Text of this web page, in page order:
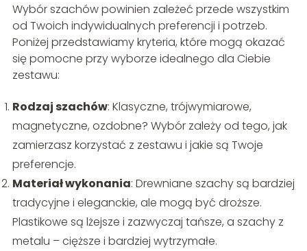
Wybór szachów powinien zależeć przede wszystkim
od Twoich indywidualnych preferencji i potrzeb.
Poniżej przedstawiamy kryteria, które mogą okazać
się pomocne przy wyborze idealnego dla Ciebie
zestawu:
Rodzaj szachów: Klasyczne, trójwymiarowe,
magnetyczne, ozdobne? Wybór zależy od tego, jak
zamierzasz korzystać z zestawu i jakie są Twoje
preferencje.
Materiał wykonania: Drewniane szachy są bardziej
tradycyjne i eleganckie, ale mogą być droższe.
Plastikowe są lżejsze i zazwyczaj tańsze, a szachy z
metalu – cięższe i bardziej wytrzymałe.